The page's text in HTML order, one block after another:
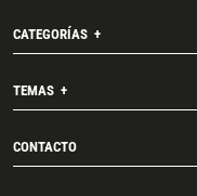
CATEGORÍAS
TEMAS
CONTACTO